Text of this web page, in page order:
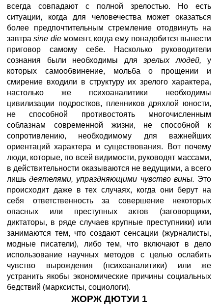
всегда совпадают с полной зрелостью. Но есть
ситуации, когда для человечества может оказаться
более предпочтительным стремление отодвинуть на
завтраsine die момент, когда ему понадобится вынести
приговор самому себе. Насколько руководители
сознания были необходимы для зрелых людей, у
которых самообвинение, мольба о прощении и
смирение входили в структуру их зрелого характера,
настолько же психоаналитики необходимы
цивилизации подростков, пленников дряхлой юности,
не способной противостоять многочисленным
соблазнам современной жизни, не способной к
сопротивлению, необходимому для важнейших
ориентаций характера и существования. Вот почему
люди, которые, по всей видимости, руководят массами,
в действительности оказываются не ведущими, а всего
лишьдеятелями, упраздняющими чувство вины. Это
происходит даже в тех случаях, когда они берут на
себя ответственность за совершение некоторых
опасных или преступных актов (заговорщики,
диктаторы, в ряде случаев крупные преступники) или
занимаются тем, что создают сенсации (журналисты,
модные писатели), либо тем, что включают в дело
использование научных методов с целью ослабить
чувство вырождения (психоаналитики) или же
устранить якобы экономические причины социальных
бедствий (марксисты, социологи).
ЖОРЖ ДЮТУИ 1